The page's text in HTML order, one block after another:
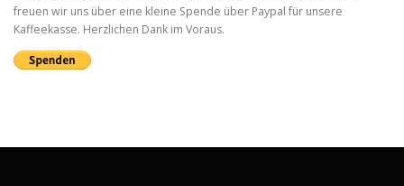
freuen wir uns über eine kleine Spende über Paypal für unsere
Kaffeekasse. Herzlichen Dank im Voraus.